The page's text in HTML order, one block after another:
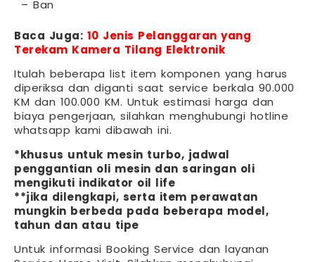
– Ban
Baca Juga:
10 Jenis Pelanggaran yang
Terekam Kamera Tilang Elektronik
Itulah beberapa list item komponen yang harus
diperiksa dan diganti saat service berkala 90.000
KM dan 100.000 KM. Untuk estimasi harga dan
biaya pengerjaan, silahkan menghubungi hotline
whatsapp kami dibawah ini.
*khusus untuk mesin turbo, jadwal
penggantian oli mesin dan saringan oli
mengikuti indikator oil life
**jika dilengkapi, serta item perawatan
mungkin berbeda pada beberapa model,
tahun dan atau tipe
Untuk informasi Booking Service dan layanan